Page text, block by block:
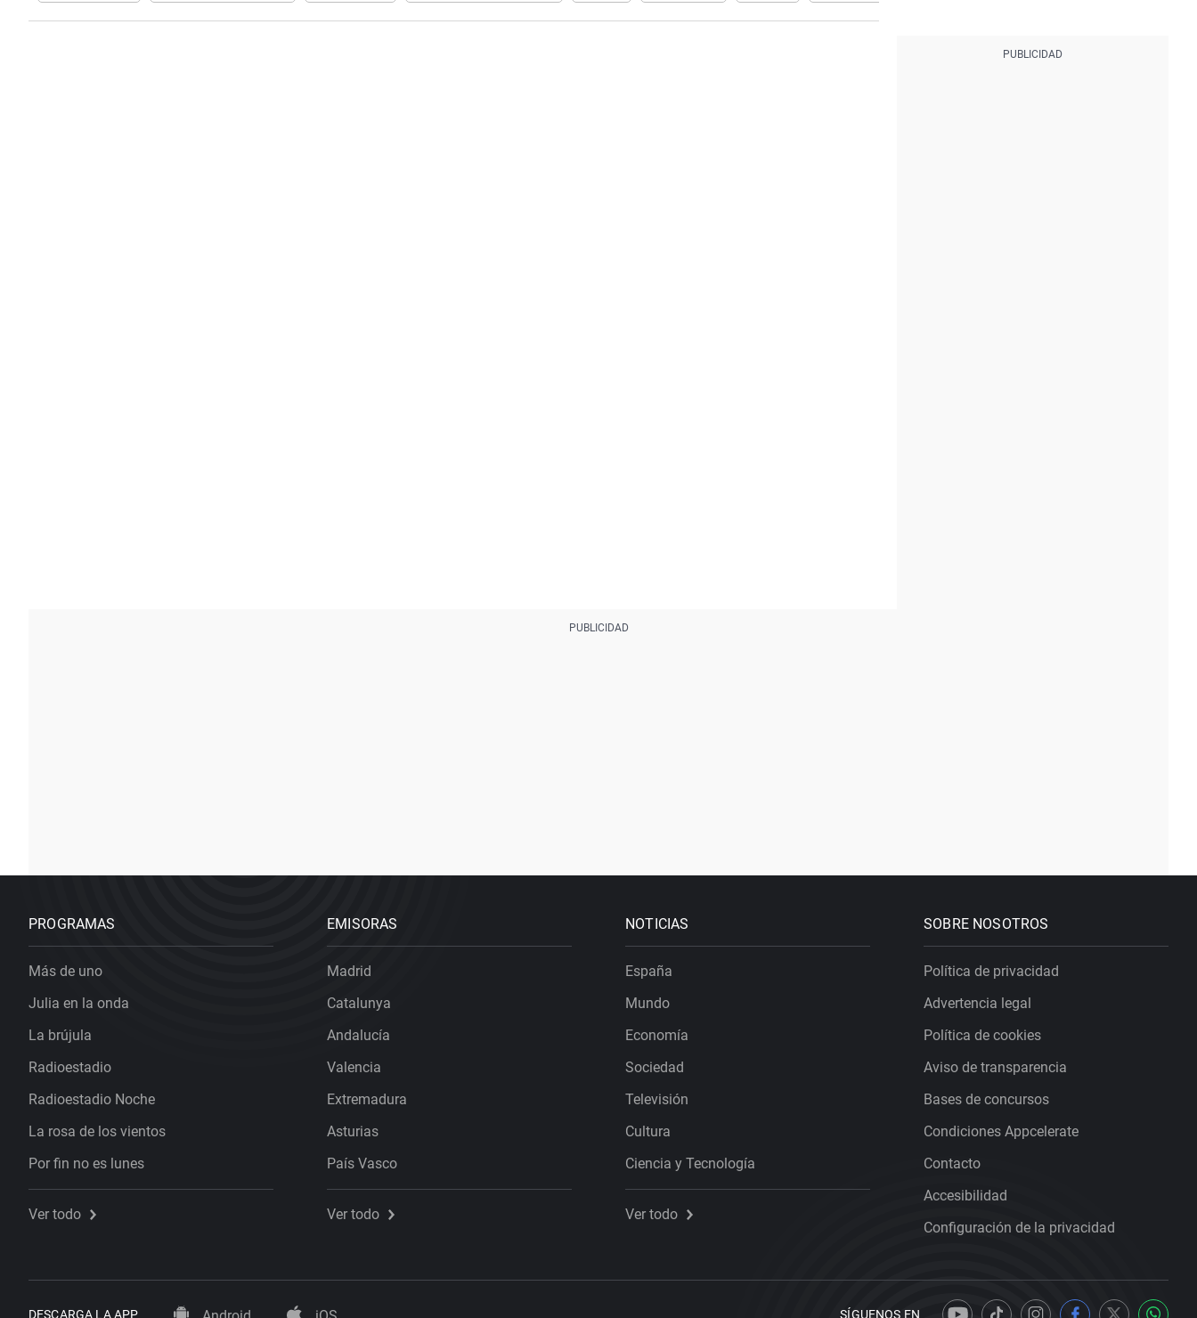
PROGRAMAS
Más de uno
Julia en la onda
La brújula
Radioestadio
Radioestadio Noche
La rosa de los vientos
Por fin no es lunes
Ver todo
EMISORAS
Madrid
Catalunya
Andalucía
Valencia
Extremadura
Asturias
País Vasco
Ver todo
NOTICIAS
España
Mundo
Economía
Sociedad
Televisión
Cultura
Ciencia y Tecnología
Ver todo
SOBRE NOSOTROS
Política de privacidad
Advertencia legal
Política de cookies
Aviso de transparencia
Bases de concursos
Condiciones Appcelerate
Contacto
Accesibilidad
Configuración de la privacidad
DESCARGA LA APP SÍGUENOS EN